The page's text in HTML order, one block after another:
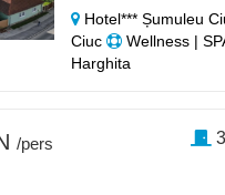
Hotel*** Șumuleu
Ciuc
Wellness |
Harghita
/pers